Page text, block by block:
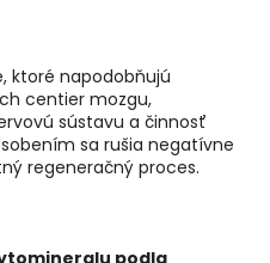
ktoré napodobňujú
centier mozgu,
sústavu a činnosť
sa rušia negatívne
regeneračný proces.